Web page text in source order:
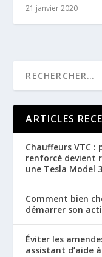
21 janvier 2020
ARTICLES
Chauffeurs VTC
renforcé devient
une Tesla Model
Comment bien
démarrer son
Éviter les
assistant d’aide